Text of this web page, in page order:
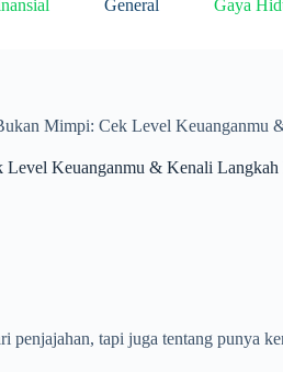
General Gaya
Mimpi: Cek Level Keuanganmu
Keuanganmu & Kenali Langkah
penjajahan, tapi juga tentang punya